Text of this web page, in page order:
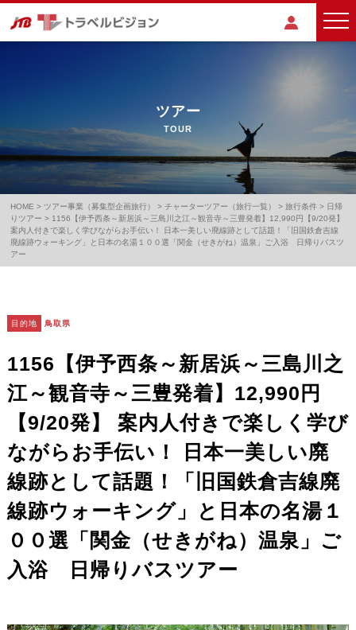
ツアー
TOUR
HOME > ツアー事業（募集型企画旅行） >チャーターツアー（旅行一覧） >旅行条件 > 日帰
りツアー > 1156【伊予西条～新居浜～三島川之江～観音寺～三豊発着】12,990円【9/20発】
案内人付きで楽しく学びながらお手伝い！ 日本一美しい廃線跡として話題！「旧国鉄倉吉線
廃線跡ウォーキング」と日本の名湯１００選「関金（せきがね）温泉」ご入浴 日帰りバスツ
アー
目的地 鳥取県
1156【伊予西条～新居浜～三島川之
江～観音寺～三豊発着】12,990円
【9/20発】 案内人付きで楽しく学び
ながらお手伝い！ 日本一美しい廃
線跡として話題！「旧国鉄倉吉線廃
線跡ウォーキング」と日本の名湯１
００選「関金（せきがね）温泉」ご
入浴 日帰りバスツアー